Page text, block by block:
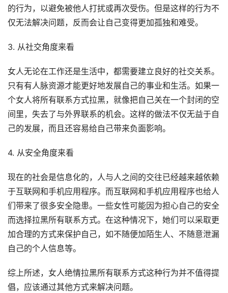
的行为，以避免被他人打扰或再次受伤。但是这样的行为不
仅无法解决问题，反而会让自己变得更加孤独和难受。
3. 从社交角度来看
女人无论在工作还是生活中，都需要建立良好的社交关系。
只有有人脉资源才能更好地发展自己的事业和生活。如果一
个女人将所有联系方式拉黑，就像把自己关在一个封闭的空
间里，失去了与外界联系的机会。这样的做法不仅无益于自
己的发展，而且还容易给自己带来负面影响。
4. 从安全角度来看
现在的社会是信息化的，人与人之间的交往已经越来越依赖
于互联网和手机应用程序。而互联网和手机应用程序也给人
们带来了很多安全隐患。一些女性可能因为担心自己的安全
而选择拉黑所有联系方式。在这种情况下，她们可以采取更
加合理的方式来保护自己，如不随便加陌生人、不随意泄漏
自己的个人信息等。
综上所述，女人绝情拉黑所有联系方式这种行为并不值得提
倡，应该通过其他方式来解决问题。